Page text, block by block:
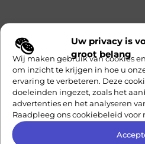
Uw privacy is
groot belang
Wij maken gebruik van cookies
om inzicht te krijgen in hoe u
ervaring te verbeteren. Deze
doeleinden ingezet, zoals het
advertenties en het analyseren
Raadpleeg ons cookiebeleid voor
Gerelateerde